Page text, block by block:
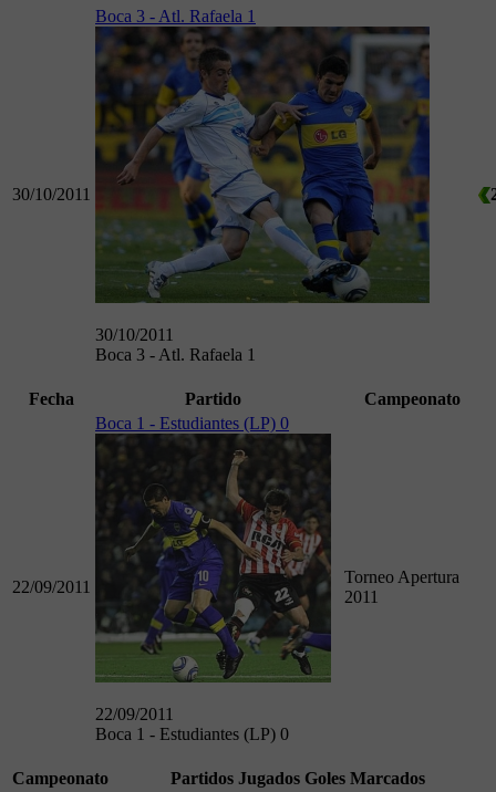
30/10/2011
Boca 3 - Atl. Rafaela 1
30/10/2011
Boca 3 - Atl. Rafaela 1
Fecha Partido Campeonato
22/09/2011
Boca 1 - Estudiantes (LP) 0
22/09/2011
Boca 1 - Estudiantes (LP) 0
Torneo Apertura
2011
Campeonato Partidos Jugados Goles Marcados